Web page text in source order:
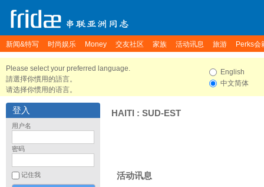
新闻&特写 时尚娱乐 Money 交友社区 家族 活动讯息 旅游 Perks会
Please select your preferred language.
請選擇你慣用的語言。
请选择你惯用的语言。
English
中文简体
登入
用户名
密码
记住我
HAITI : SUD-EST
活动讯息